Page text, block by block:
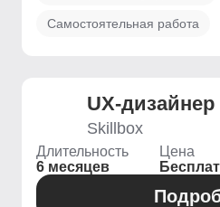
Самостоятельная работа
UX-
Skillbox
Длительность
6 месяцев
Цена